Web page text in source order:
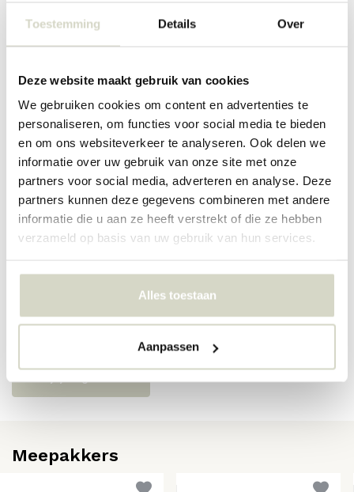
Toestemming Details Over
Deze website maakt gebruik van cookies
We gebruiken cookies om content en advertenties te
personaliseren, om functies voor social media te bieden
en om ons websiteverkeer te analyseren. Ook delen we
informatie over uw gebruik van onze site met onze
partners voor social media, adverteren en analyse. Deze
partners kunnen deze gegevens combineren met andere
informatie die u aan ze heeft verstrekt of die ze hebben
verzameld op basis van uw gebruik van hun services.
Alles toestaan
Aanpassen
30x32x21cm
Afmeting: lengte 30 x hoogte 32 x breedte 21cm
Kleur: blauw, naturel, rood
Overige: fitting E14, max 25W. Snoerlengte 180cm
PRODUCTSPECIFICATIES
Artikelnummer 82069576
SKU 82069576
EAN 5711173361502
Meepakkers